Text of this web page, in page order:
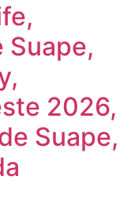
Suape,
2026,
Suape,